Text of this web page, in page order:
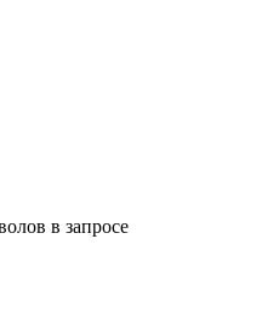
в запросе